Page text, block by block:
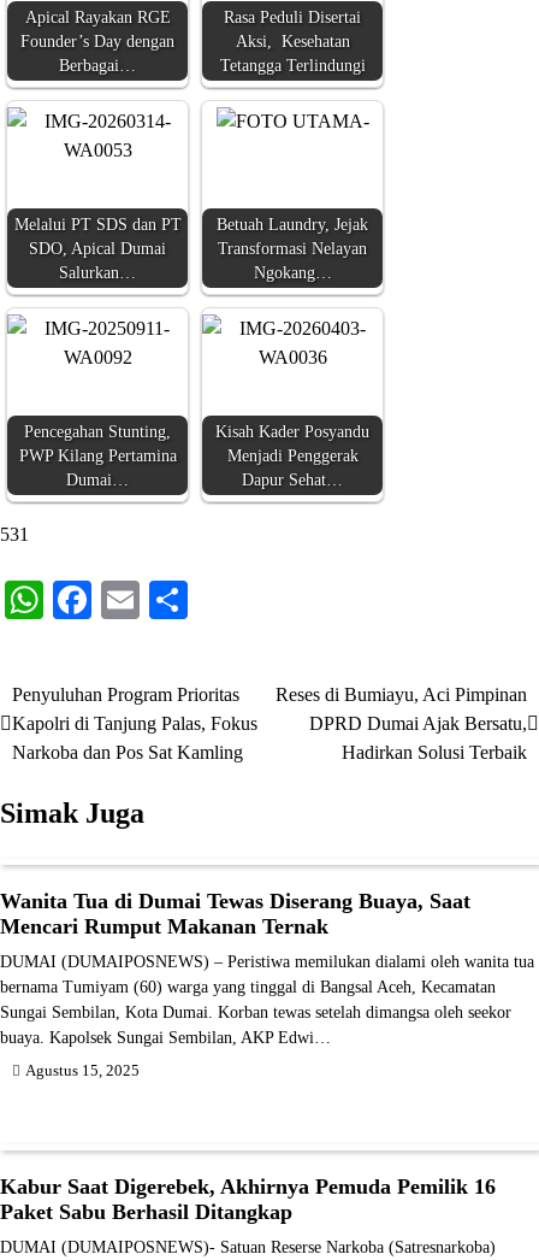
Apical Rayakan RGE
Founder’s Day dengan
Berbagai…
Rasa Peduli Disertai
Aksi, Kesehatan
Tetangga Terlindungi
Melalui PT SDS dan PT
SDO, Apical Dumai
Salurkan…
Betuah Laundry, Jejak
Transformasi Nelayan
Ngokang…
Pencegahan Stunting,
PWP Kilang Pertamina
Dumai…
Kisah Kader Posyandu
Menjadi Penggerak
Dapur Sehat…
531
WhatsApp
Facebook
Email
Navigasi
pos
Penyuluhan Program Prioritas
Kapolri di Tanjung Palas, Fokus
Narkoba dan Pos Sat Kamling
Reses di Bumiayu, Aci Pimpinan
DPRD Dumai Ajak Bersatu,
Hadirkan Solusi Terbaik
Simak Juga
Wanita Tua di Dumai Tewas Diserang Buaya, Saat
Mencari Rumput Makanan Ternak
DUMAI (DUMAIPOSNEWS) – Peristiwa memilukan dialami oleh wanita tua
bernama Tumiyam (60) warga yang tinggal di Bangsal Aceh, Kecamatan
Sungai Sembilan, Kota Dumai. Korban tewas setelah dimangsa oleh seekor
buaya. Kapolsek Sungai Sembilan, AKP Edwi…
Agustus 15, 2025
Kabur Saat Digerebek, Akhirnya Pemuda Pemilik 16
Paket Sabu Berhasil Ditangkap
DUMAI (DUMAIPOSNEWS)- Satuan Reserse Narkoba (Satresnarkoba)